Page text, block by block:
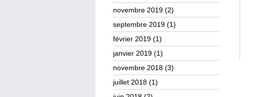
novembre 2019 (2)
septembre 2019 (1)
février 2019 (1)
janvier 2019 (1)
novembre 2018 (3)
juillet 2018 (1)